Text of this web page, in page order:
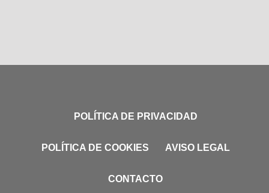
POLÍTICA DE PRIVACIDAD
POLÍTICA DE COOKIES AVISO LEGAL
CONTACTO